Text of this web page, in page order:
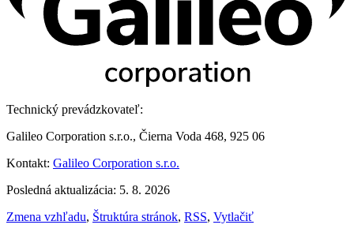
Technický prevádzkovateľ:
Galileo Corporation s.r.o., Čierna Voda 468, 925 06
Kontakt: Galileo Corporation s.r.o.
Posledná aktualizácia: 5. 8. 2026
Zmena vzhľadu, Štruktúra stránok, RSS, Vytlačiť